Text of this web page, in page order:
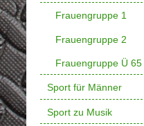
Frauengruppe 1
Frauengruppe 2
Frauengruppe Ü 65
Sport für Männer
Sport zu Musik